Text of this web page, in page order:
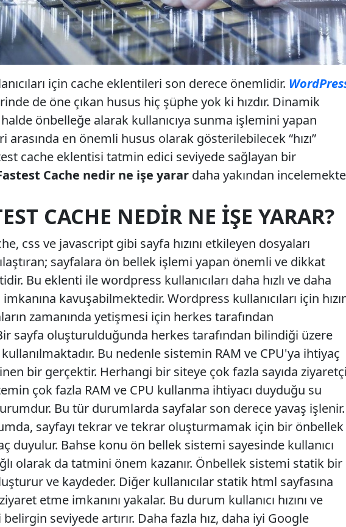
için cache eklentileri son derece önemlidir.
de öne çıkan husus hiç şüphe yok ki hızdır. Dinamik
önbelleğe alarak kullanıcıya sunma işlemini yapan
arasında en önemli husus olarak gösterilebilecek “hızı”
cache eklentisi tatmin edici seviyede sağlayan bir
Cache nedir ne işe yarar daha yakından incelemekte
CACHE NEDIR NE İŞE YARAR?
css ve javascript gibi sayfa hızını etkileyen dosyaları
sayfalara ön bellek işlemi yapan önemli ve dikkat
Bu eklenti ile wordpress kullanıcıları daha hızlı ve daha
kavuşabilmektedir. Wordpress kullanıcıları için
zamanında yetişmesi için herkes tarafından
sayfa oluşturulduğunda herkes tarafından bilindiği üzere
kullanılmaktadır. Bu nedenle sistemin RAM ve CPU'ya ihtiyaç
bir gerçektir. Herhangi bir siteye çok fazla sayıda
çok fazla RAM ve CPU kullanma ihtiyacı duyduğu su
Bu tür durumlarda sayfalar son derece yavaş işlenir.
sayfayı tekrar ve tekrar oluşturmamak için bir önbellek
duyulur. Bahse konu ön bellek sistemi sayesinde kullanıcı
olarak da tatmini önem kazanır. Önbellek sistemi statik bir
ve kaydeder. Diğer kullanıcılar statik html sayfasına
etme imkanını yakalar. Bu durum kullanıcı hızını ve
seviyede artırır. Daha fazla hız, daha iyi Google